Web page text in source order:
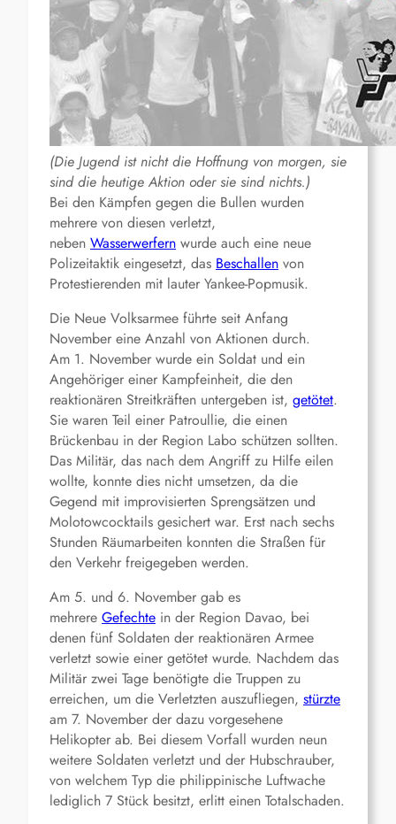
(Die Jugend ist nicht die Hoffnung von morgen, sie
sind die heutige Aktion oder sie sind nichts.)
Bei den Kämpfen gegen die Bullen wurden
mehrere von diesen verletzt,
neben Wasserwerfern wurde auch eine neue
Polizeitaktik eingesetzt, das Beschallen von
Protestierenden mit lauter Yankee-Popmusik.
Die Neue Volksarmee führte seit Anfang
November eine Anzahl von Aktionen durch.
Am 1. November wurde ein Soldat und ein
Angehöriger einer Kampfeinheit, die den
reaktionären Streitkräften untergeben ist, getötet.
Sie waren Teil einer Patroullie, die einen
Brückenbau in der Region Labo schützen sollten.
Das Militär, das nach dem Angriff zu Hilfe eilen
wollte, konnte dies nicht umsetzen, da die
Gegend mit improvisierten Sprengsätzen und
Molotowcocktails gesichert war. Erst nach sechs
Stunden Räumarbeiten konnten die Straßen für
den Verkehr freigegeben werden.
Am 5. und 6. November gab es
mehrere Gefechte in der Region Davao, bei
denen fünf Soldaten der reaktionären Armee
verletzt sowie einer getötet wurde. Nachdem das
Militär zwei Tage benötigte die Truppen zu
erreichen, um die Verletzten auszufliegen, stürzte
am 7. November der dazu vorgesehene
Helikopter ab. Bei diesem Vorfall wurden neun
weitere Soldaten verletzt und der Hubschrauber,
von welchem Typ die philippinische Luftwache
lediglich 7 Stück besitzt, erlitt einen Totalschaden.